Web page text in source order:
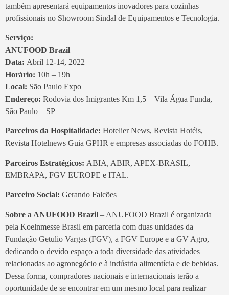
também apresentará equipamentos inovadores para cozinhas
profissionais no Showroom Sindal de Equipamentos e Tecnologia.
Serviço:
ANUFOOD Brazil
Data: Abril 12-14, 2022
Horário: 10h – 19h
Local: São Paulo Expo
Endereço: Rodovia dos Imigrantes Km 1,5 – Vila Água Funda,
São Paulo – SP
Parceiros da Hospitalidade: Hotelier News, Revista Hotéis,
Revista Hotelnews Guia GPHR e empresas associadas do FOHB.
Parceiros Estratégicos: ABIA, ABIR, APEX-BRASIL,
EMBRAPA, FGV EUROPE e ITAL.
Parceiro Social: Gerando Falcões
Sobre a ANUFOOD Brazil – ANUFOOD Brazil é organizada
pela Koelnmesse Brasil em parceria com duas unidades da
Fundação Getulio Vargas (FGV), a FGV Europe e a GV Agro,
dedicando o devido espaço a toda diversidade das atividades
relacionadas ao agronegócio e à indústria alimentícia e de bebidas.
Dessa forma, compradores nacionais e internacionais terão a
oportunidade de se encontrar em um mesmo local para realizar